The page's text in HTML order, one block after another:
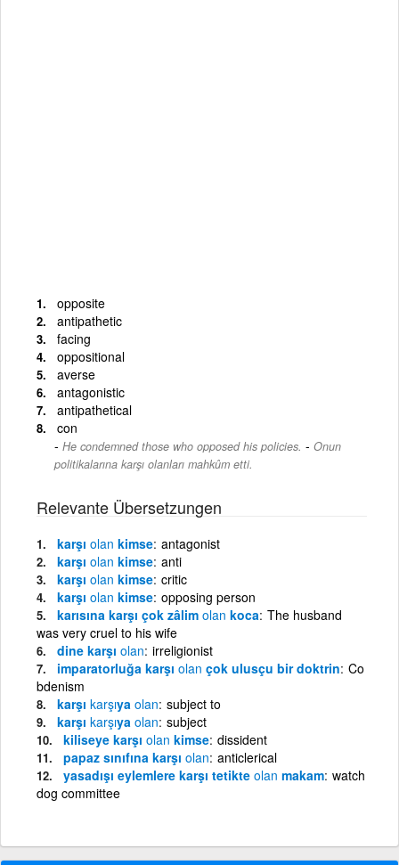
opposite
antipathetic
facing
oppositional
averse
antagonistic
antipathetical
con
He condemned those who opposed his policies. - Onun
politikalarına karşı olanları mahkûm etti.
Relevante Übersetzungen
karşı olan kimse antagonist
karşı olan kimse anti
karşı olan kimse critic
karşı olan kimse opposing person
karısına karşı çok zâlim olan koca The husband
was very cruel to his wife
dine karşı olan irreligionist
imparatorluğa karşı olan çok ulusçu bir doktrin Co
bdenism
karşı karşıya olan subject to
karşı karşıya olan subject
kiliseye karşı olan kimse dissident
papaz sınıfına karşı olan anticlerical
yasadışı eylemlere karşı tetikte olan makam watch
dog committee